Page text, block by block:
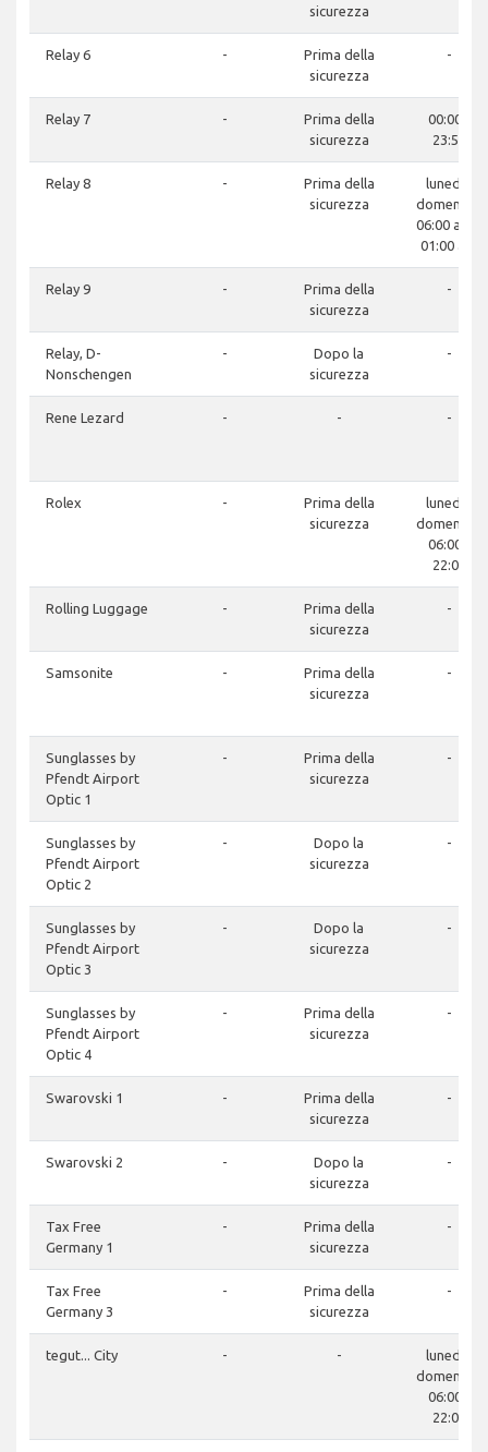
sicurezza
Relay 6 -
Prima della
sicurezza
-
Relay 7 -
Prima della
sicurezza
00:00 -
23:59
Relay 8 -
Prima della
sicurezza
lunedì -
domenica:
06:00 am -
01:00 am
Relay 9 -
Prima della
sicurezza
-
Relay, D-
Nonschengen
-
Dopo la
sicurezza
-
Rene Lezard - - -
Rolex -
Prima della
sicurezza
lunedì -
domenica:
06:00 -
22:00
Rolling Luggage -
Prima della
sicurezza
-
Samsonite -
Prima della
sicurezza
-
Sunglasses by
Pfendt Airport
Optic 1
-
Prima della
sicurezza
-
Sunglasses by
Pfendt Airport
Optic 2
-
Dopo la
sicurezza
-
Sunglasses by
Pfendt Airport
Optic 3
-
Dopo la
sicurezza
-
Sunglasses by
Pfendt Airport
Optic 4
-
Prima della
sicurezza
-
Swarovski 1 -
Prima della
sicurezza
-
Swarovski 2 -
Dopo la
sicurezza
-
Tax Free
Germany 1
-
Prima della
sicurezza
-
Tax Free
Germany 3
-
Prima della
sicurezza
-
tegut... City - -
lunedì -
domenica:
06:00 -
22:00